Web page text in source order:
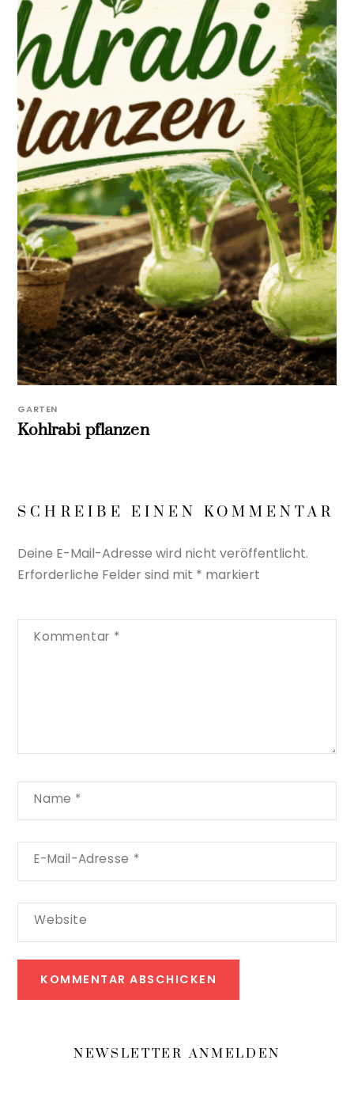
GARTEN
Kohlrabi pflanzen
SCHREIBE EINEN KOMMENTAR
Deine E-Mail-Adresse wird nicht veröffentlicht.
Erforderliche Felder sind mit * markiert
Kommentar *
Name *
E-Mail-Adresse *
Website
NEWSLETTER ANMELDEN